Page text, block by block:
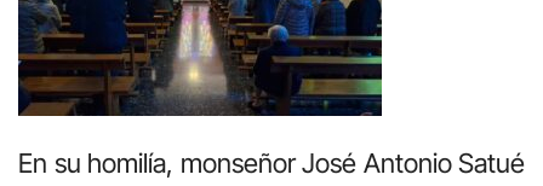
En su homilía, monseñor José Antonio Satué